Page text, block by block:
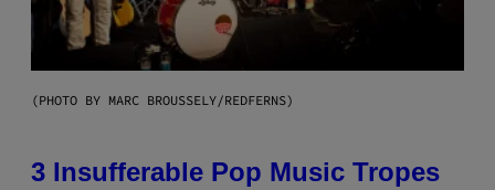
(PHOTO BY MARC BROUSSELY/REDFERNS)
3 Insufferable Pop Music Tropes